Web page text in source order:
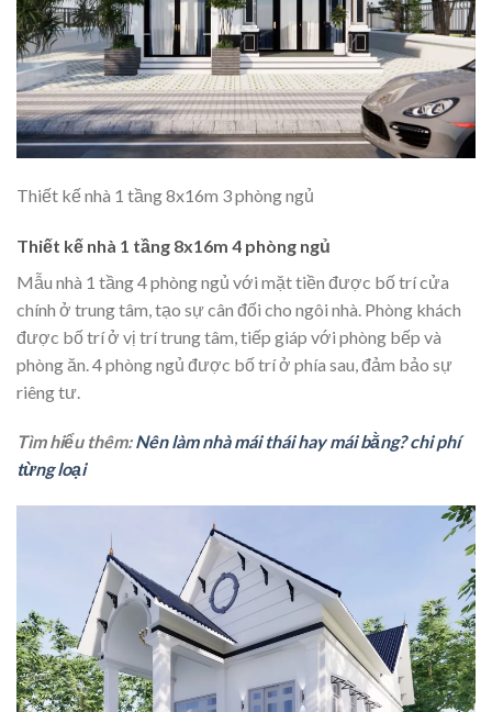
Thiết kế nhà 1 tầng 8x16m 3 phòng ngủ
Thiết kế nhà 1 tầng 8x16m 4 phòng ngủ
Mẫu nhà 1 tầng 4 phòng ngủ với mặt tiền được bố trí cửa
chính ở trung tâm, tạo sự cân đối cho ngôi nhà. Phòng khách
được bố trí ở vị trí trung tâm, tiếp giáp với phòng bếp và
phòng ăn. 4 phòng ngủ được bố trí ở phía sau, đảm bảo sự
riêng tư.
Tìm hiểu thêm:Nên làm nhà mái thái hay mái bằng? chi phí
từng loại